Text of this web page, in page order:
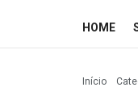
HOME
Início